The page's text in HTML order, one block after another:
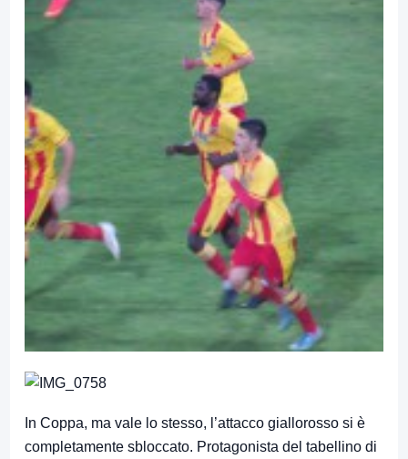
In Coppa, ma vale lo stesso, l’attacco giallorosso si è
completamente sbloccato. Protagonista del tabellino di